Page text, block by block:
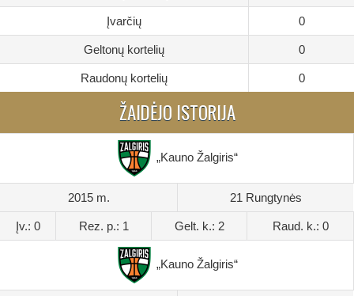
Įvarčių 0
Geltonų kortelių 0
Raudonų kortelių 0
ŽAIDĖJO ISTORIJA
„Kauno Žalgiris“
2015 m. 21 Rungtynės
Įv.: 0 Rez. p.: 1 Gelt. k.: 2 Raud. k.: 0
„Kauno Žalgiris“